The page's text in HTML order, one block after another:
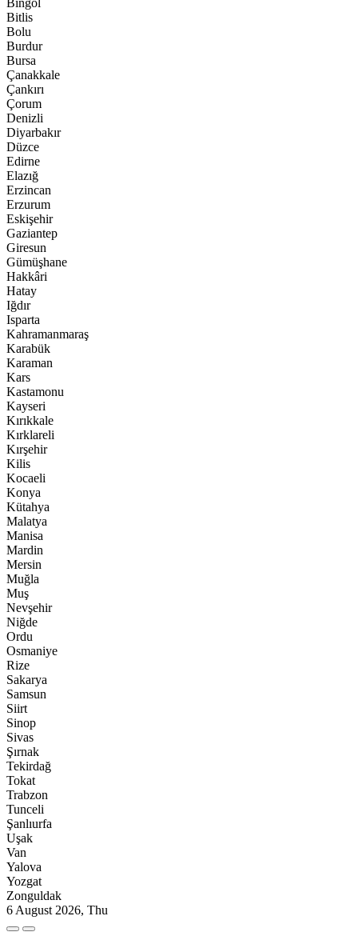
Bingöl
Bitlis
Bolu
Burdur
Bursa
Çanakkale
Çankırı
Çorum
Denizli
Diyarbakır
Düzce
Edirne
Elazığ
Erzincan
Erzurum
Eskişehir
Gaziantep
Giresun
Gümüşhane
Hakkâri
Hatay
Iğdır
Isparta
Kahramanmaraş
Karabük
Karaman
Kars
Kastamonu
Kayseri
Kırıkkale
Kırklareli
Kırşehir
Kilis
Kocaeli
Konya
Kütahya
Malatya
Manisa
Mardin
Mersin
Muğla
Muş
Nevşehir
Niğde
Ordu
Osmaniye
Rize
Sakarya
Samsun
Siirt
Sinop
Sivas
Şırnak
Tekirdağ
Tokat
Trabzon
Tunceli
Şanlıurfa
Uşak
Van
Yalova
Yozgat
Zonguldak
6 August 2026, Thu